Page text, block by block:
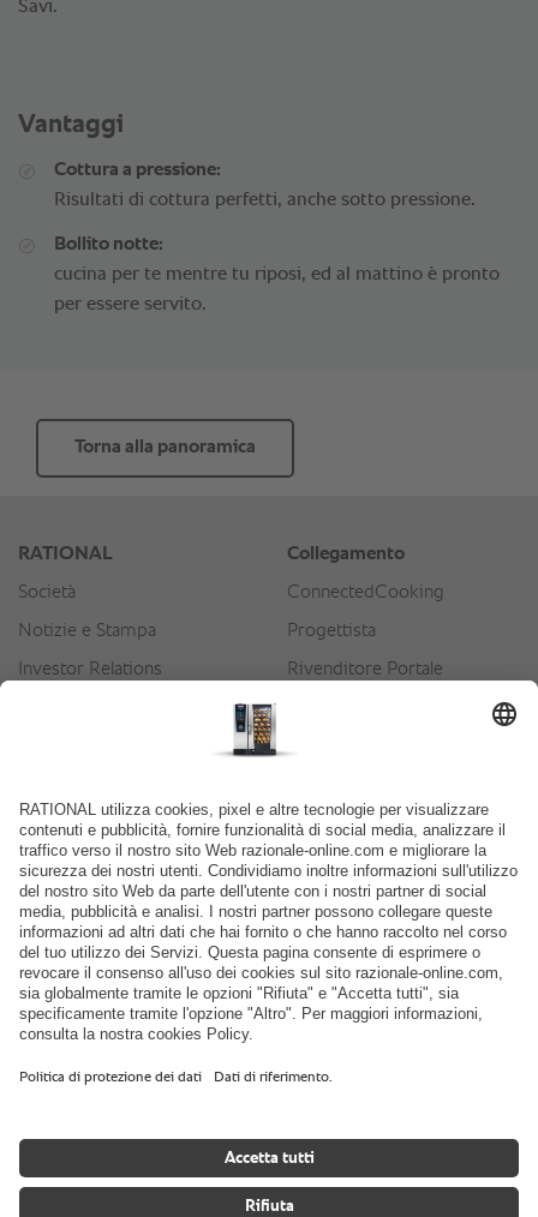
Savi.
Vantaggi
Cottura a pressione:
Risultati di cottura perfetti, anche sotto pressione.
Bollito notte:
cucina per te mentre tu riposi, ed al mattino è pronto
per essere servito.
Torna alla panoramica